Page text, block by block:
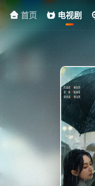
首页 电视剧